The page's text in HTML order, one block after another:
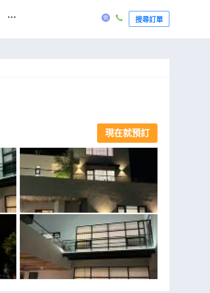
... 搜尋訂單
現在就預訂